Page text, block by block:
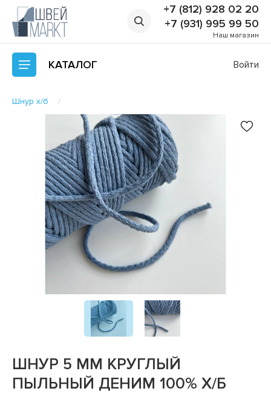
+7 (812) 928 02 20
+7 (931) 995 99 50
Наш магазин
КАТАЛОГ Войти
Шнур х/б
ШНУР 5 ММ КРУГЛЫЙ
ПЫЛЬНЫЙ ДЕНИМ 100% Х/Б